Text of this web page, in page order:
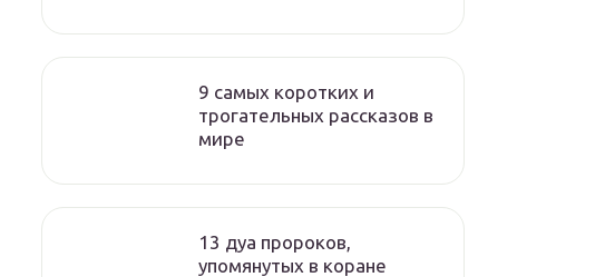
9 cамых коротких и
трогательных рассказов в
мире
13 дуа пророков,
упомянутых в коране